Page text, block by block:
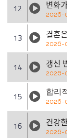
12 2026-
13 2026-
14 갱신
2026-
15 합리
2026-
16 2026-